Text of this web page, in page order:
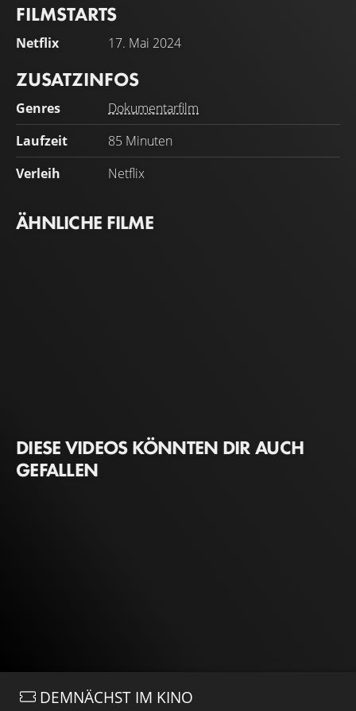
FILMSTARTS
Netflix 17. Mai 2024
ZUSATZINFOS
Genres
Dokumentarfilm
Laufzeit
85 Minuten
Verleih
Netflix
ÄHNLICHE FILME
DIESE VIDEOS KÖNNTEN DIR AUCH
GEFALLEN
DEMNÄCHST IM KINO